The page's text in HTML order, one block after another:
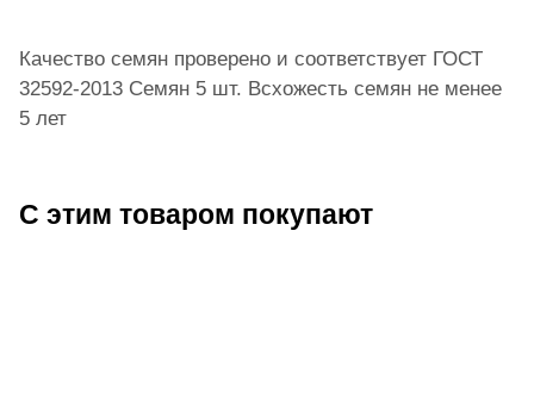
Качество семян проверено и соответствует ГОСТ
32592-2013 Семян 5 шт. Всхожесть семян не менее
5 лет
С этим товаром покупают